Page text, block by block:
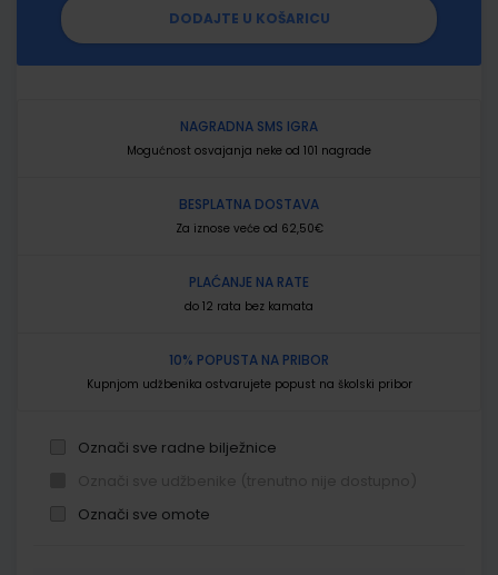
DODAJTE U KOŠARICU
NAGRADNA SMS IGRA
Mogućnost osvajanja neke od 101 nagrade
BESPLATNA DOSTAVA
Za iznose veće od 62,50€
PLAĆANJE NA RATE
do 12 rata bez kamata
10% POPUSTA NA PRIBOR
Kupnjom udžbenika ostvarujete popust na školski pribor
Označi sve radne bilježnice
Označi sve omote